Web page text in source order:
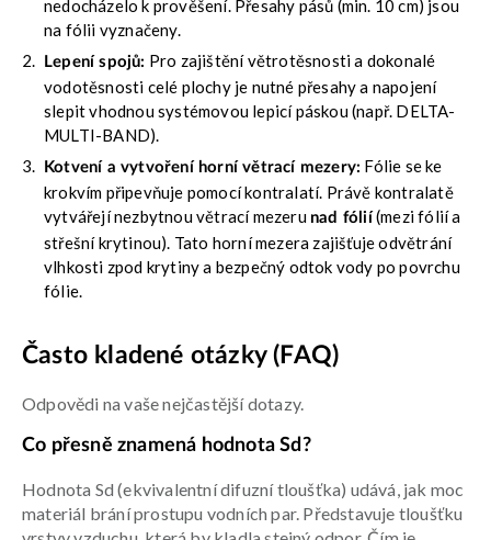
nedocházelo k prověšení. Přesahy pásů (min. 10 cm) jsou
na fólii vyznačeny.
Lepení spojů: Pro zajištění větrotěsnosti a dokonalé
vodotěsnosti celé plochy je nutné přesahy a napojení
slepit vhodnou systémovou lepicí páskou (např. DELTA-
MULTI-BAND).
Kotvení a vytvoření horní větrací mezery: Fólie se ke
krokvím připevňuje pomocí kontralatí. Právě kontralatě
vytvářejí nezbytnou větrací mezeru nad fólií(mezi fólií a
střešní krytinou). Tato horní mezera zajišťuje odvětrání
vlhkosti zpod krytiny a bezpečný odtok vody po povrchu
fólie.
Často kladené otázky (FAQ)
Odpovědi na vaše nejčastější dotazy.
Co přesně znamená hodnota Sd?
Hodnota Sd (ekvivalentní difuzní tloušťka) udává, jak moc
materiál brání prostupu vodních par. Představuje tloušťku